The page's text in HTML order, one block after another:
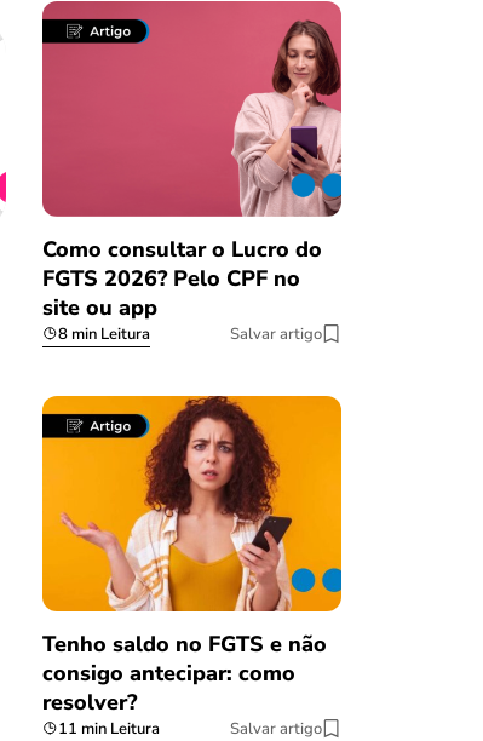
Salvar Ferramenta
Como consultar o Lucro do
FGTS 2026? Pelo CPF no
site ou app
8 min Leitura Salvar artigo
Tenho saldo no FGTS e não
consigo antecipar: como
resolver?
11 min Leitura Salvar artigo